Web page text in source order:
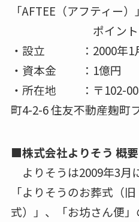
「AFTEE（アフティー
ポイントクラ
・設立 ：2000年1
・資本金 ：1億円
・所在地 ：〒102-
町4-2-6 住友不動産麹町
■株式会社よりそう 概要
よりそうは2009年3月
「よりそうのお葬式（
式）」、「お坊さん便